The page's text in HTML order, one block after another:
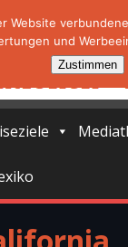
und
Zustimmen